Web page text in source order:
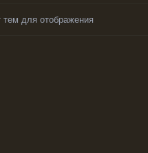
тем для отображения